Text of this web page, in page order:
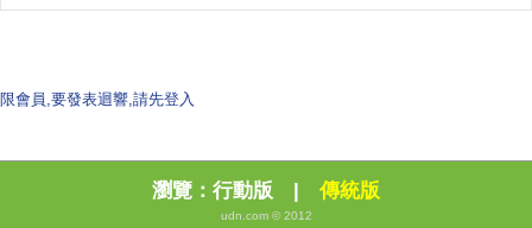
限會員,要發表迴響,請先登入
瀏覽： 行動版 | 傳統版
udn.com © 2012